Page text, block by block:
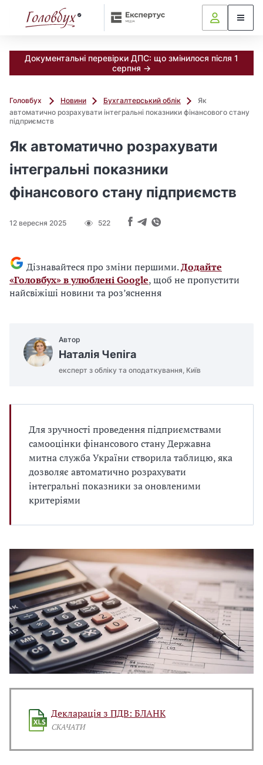
Документальні перевірки ДПС: що змінилося після 1
серпня →
Головбух Новини Бухгалтерський облік
Як
автоматично розрахувати інтегральні показники фінансового стану
підприємств
Як автоматично розрахувати
інтегральні показники
фінансового стану підприємств
12 вересня 2025 522
Дізнавайтеся про зміни першими.Додайте
«Головбух» в улюблені Google, щоб не пропустити
найсвіжіші новини та роз’яснення
Автор
Наталія Чепіга
експерт з обліку та оподаткування, Київ
Для зручності проведення підприємствами
самооцінки фінансового стану Державна
митна служба України створила таблицю, яка
дозволяє автоматично розрахувати
інтегральні показники за оновленими
критеріями
Декларація з ПДВ: БЛАНК
СКАЧАТИ